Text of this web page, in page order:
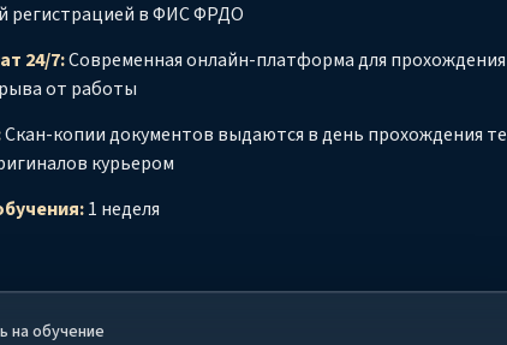
регистрацией в ФИС ФРДО
24/7:Современная онлайн-платформа для прохождения
от работы
Скан-копии документов выдаются в день прохождения
курьером
1 неделя
на обучение